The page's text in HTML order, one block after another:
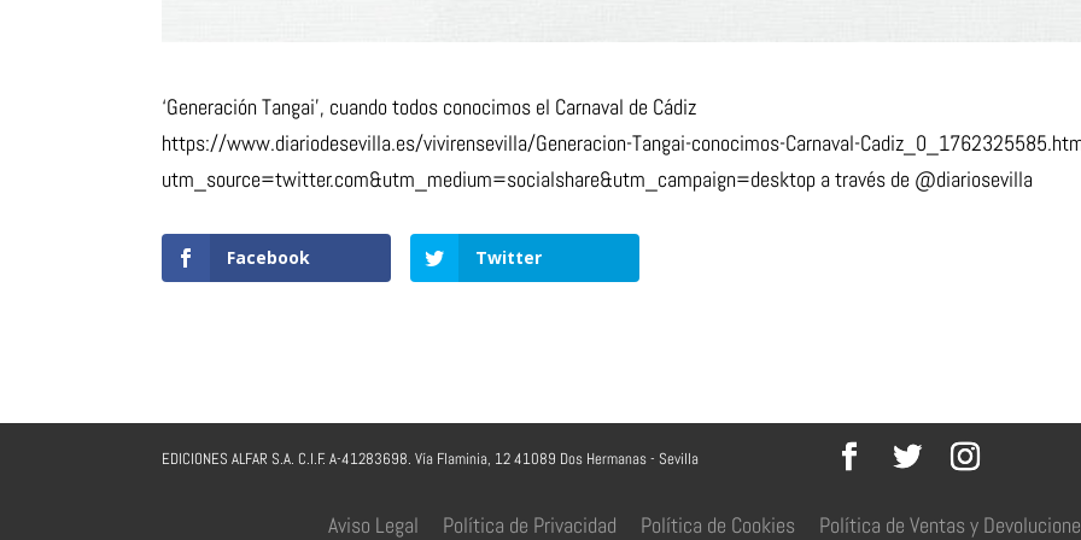
‘Generación Tangai’, cuando todos conocimos el Carnaval de Cádiz
https://www.diariodesevilla.es/vivirensevilla/Generacion-Tangai-conocimos-Carnaval-
utm_source=twitter.com&utm_medium=socialshare&utm_campaign=desktop a través de @diariosevilla
Facebook Twitter
EDICIONES ALFAR S.A. C.I.F. A-41283698. Vía Flaminia, 12 41089 Dos Hermanas - Sevilla
Aviso Legal Política de Privacidad Política de Cookies Política de Ventas y